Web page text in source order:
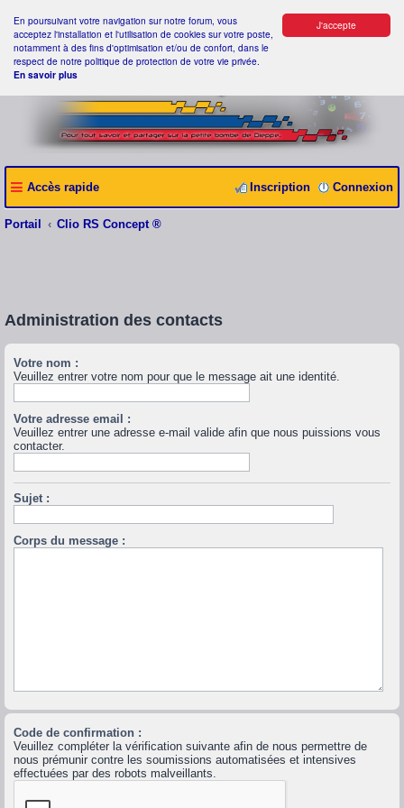
J'accepte
En poursuivant votre navigation sur notre forum, vous
acceptez l'installation et l'utilisation de cookies sur votre poste,
notamment à des fins d'optimisation et/ou de confort, dans le
respect de notre politique de protection de votre vie privée.
En savoir plus
Accès rapide Connexion
Inscription
Portail Clio RS Concept ®
Administration des contacts
Votre nom :
Veuillez entrer votre nom pour que le message ait une identité.
Votre adresse email :
Veuillez entrer une adresse e-mail valide afin que nous puissions vous
contacter.
Sujet :
Corps du message :
Code de confirmation :
Veuillez compléter la vérification suivante afin de nous permettre de
nous prémunir contre les soumissions automatisées et intensives
effectuées par des robots malveillants.